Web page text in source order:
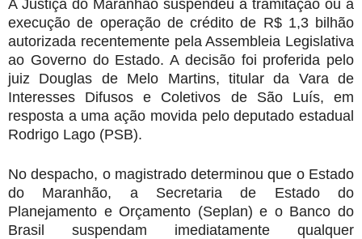
A Justiça do Maranhão suspendeu a tramitação ou a
execução de operação de crédito de R$ 1,3 bilhão
autorizada recentemente pela Assembleia Legislativa
ao Governo do Estado. A decisão foi proferida pelo
juiz Douglas de Melo Martins, titular da Vara de
Interesses Difusos e Coletivos de São Luís, em
resposta a uma ação movida pelo deputado estadual
Rodrigo Lago (PSB).
No despacho, o magistrado determinou que o Estado
do Maranhão, a Secretaria de Estado do
Planejamento e Orçamento (Seplan) e o Banco do
Brasil suspendam imediatamente qualquer